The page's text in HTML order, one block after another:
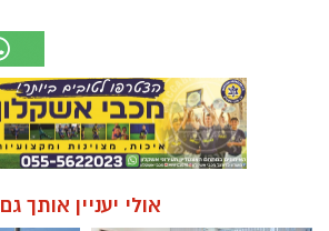
אולי יעניין אותך גם